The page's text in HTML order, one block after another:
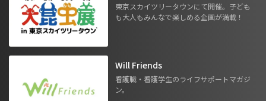
東京スカイツリータウンにて開催。子ども
も大人もみんなで楽しめる企画が満載！
Will Friends
看護職・看護学生のライフサポートマガジ
ン。